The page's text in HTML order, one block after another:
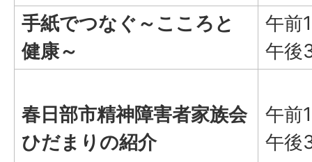
手紙でつなぐ～こころと
健康～
午前
午後
春日部市精神障害者家族会
ひだまりの紹介
午前
午後